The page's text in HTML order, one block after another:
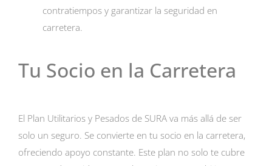
contratiempos y garantizar la seguridad en
carretera.
Tu Socio en la Carretera
El Plan Utilitarios y Pesados de SURA va más allá de ser
solo un seguro. Se convierte en tu socio en la carretera,
ofreciendo apoyo constante. Este plan no solo te cubre